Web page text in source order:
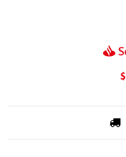
$